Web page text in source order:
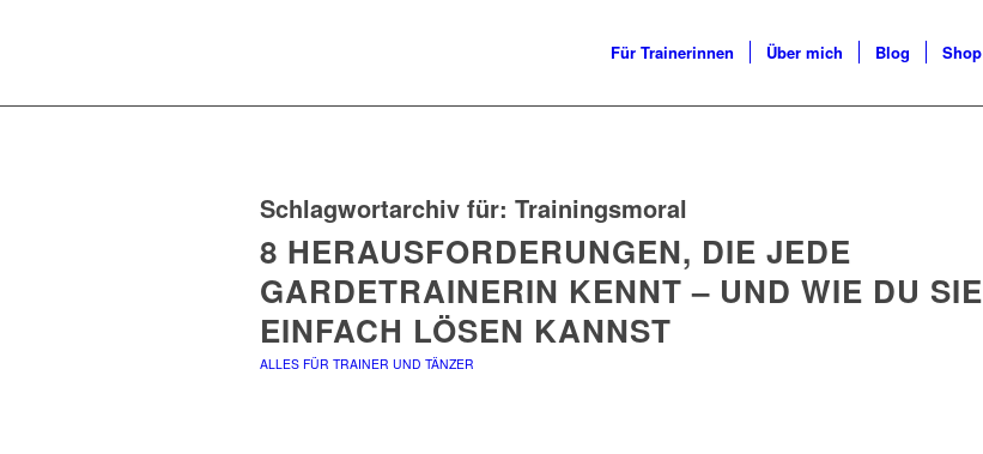
Für Trainerinnen Über mich Blog Shop
Schlagwortarchiv für: Trainingsmoral
8 HERAUSFORDERUNGEN, DIE JEDE
GARDETRAINERIN KENNT – UND WIE DU SIE
EINFACH LÖSEN KANNST
ALLES FÜR TRAINER UND TÄNZER